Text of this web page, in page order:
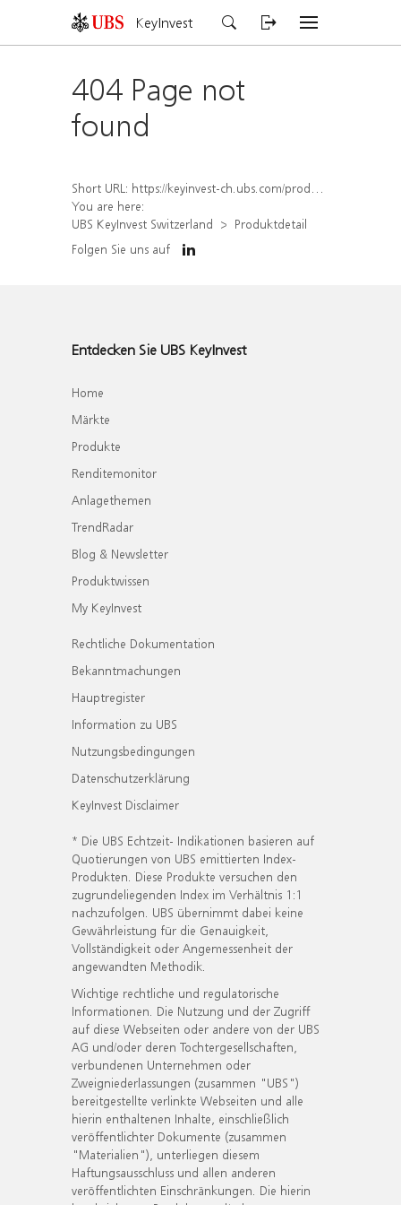
KeyInvest
404 Page not
found
Short URL: https://keyinvest-ch.ubs.com/produkt/detail/index/isin/CH1567049353
You are here:
UBS KeyInvest Switzerland
Produktdetail
Folgen Sie uns auf
Entdecken Sie UBS KeyInvest
Home
Märkte
Produkte
Renditemonitor
Anlagethemen
TrendRadar
Blog & Newsletter
Produktwissen
My KeyInvest
Rechtliche Dokumentation
Bekanntmachungen
Hauptregister
Information zu UBS
Nutzungsbedingungen
Datenschutzerklärung
KeyInvest Disclaimer
* Die UBS Echtzeit- Indikationen basieren auf
Quotierungen von UBS emittierten Index-
Produkten. Diese Produkte versuchen den
zugrundeliegenden Index im Verhältnis 1:1
nachzufolgen. UBS übernimmt dabei keine
Gewährleistung für die Genauigkeit,
Vollständigkeit oder Angemessenheit der
angewandten Methodik.
Wichtige rechtliche und regulatorische
Informationen. Die Nutzung und der Zugriff
auf diese Webseiten oder andere von der UBS
AG und/oder deren Tochtergesellschaften,
verbundenen Unternehmen oder
Zweigniederlassungen (zusammen "UBS")
bereitgestellte verlinkte Webseiten und alle
hierin enthaltenen Inhalte, einschließlich
veröffentlichter Dokumente (zusammen
"Materialien"), unterliegen diesem
Haftungsausschluss und allen anderen
veröffentlichten Einschränkungen. Die hierin